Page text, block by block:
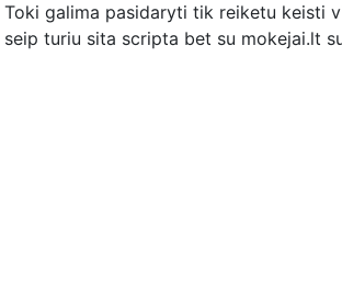
Toki galima pasidaryti tik reiketu keisti
seip turiu sita scripta bet su mokejai.lt